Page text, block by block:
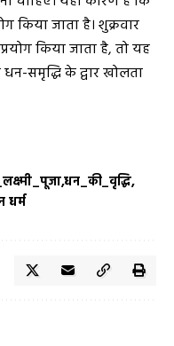
किया जाता है। शुक्रवार
किया जाता है, तो यह
समृद्धि के द्वार खोलता
धन_की_वृद्धि
धर्म